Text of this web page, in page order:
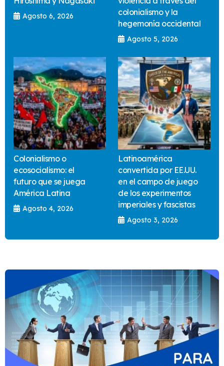
Agosto 6, 2026
colonialismo y la
hegemonía occidental
Agosto 5, 2026
Colonialismo o
ecosocialismo: el
futuro que se juega
América Latina
Agosto 4, 2026
Latinoamérica
convertida por EE.UU.
en el campo de juego
de los experimentos
imperiales y fascistas
Agosto 3, 2026